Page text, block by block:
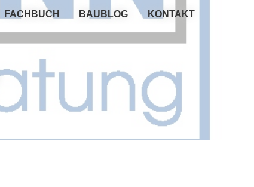
FACHBUCH BAUBLOG KONTAKT